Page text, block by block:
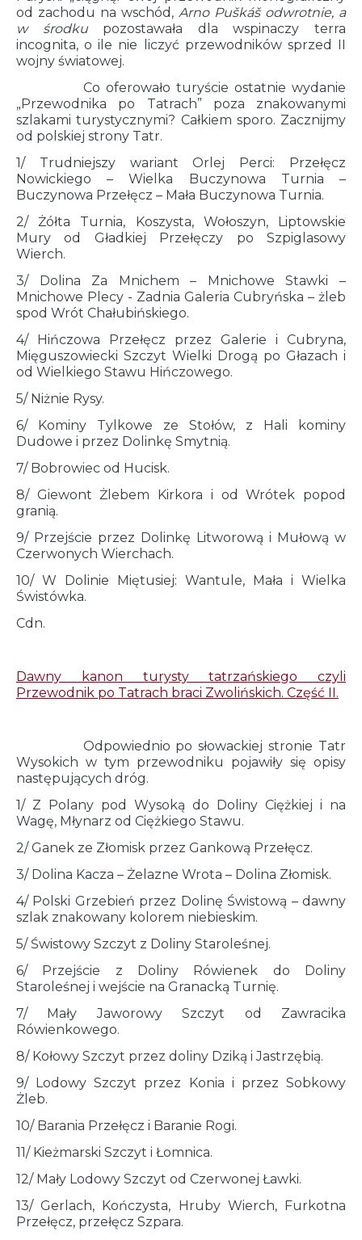
od zachodu na wschód, Arno Puškáš odwrotnie, a
w środku pozostawała dla wspinaczy terra
incognita, o ile nie liczyć przewodników sprzed II
wojny światowej.
Co oferowało turyście ostatnie wydanie
„Przewodnika po Tatrach” poza znakowanymi
szlakami turystycznymi? Całkiem sporo. Zacznijmy
od polskiej strony Tatr.
1/ Trudniejszy wariant Orlej Perci: Przełęcz
Nowickiego – Wielka Buczynowa Turnia –
Buczynowa Przełęcz – Mała Buczynowa Turnia.
2/ Żółta Turnia, Koszysta, Wołoszyn, Liptowskie
Mury od Gładkiej Przełęczy po Szpiglasowy
Wierch.
3/ Dolina Za Mnichem – Mnichowe Stawki –
Mnichowe Plecy - Zadnia Galeria Cubryńska – żleb
spod Wrót Chałubińskiego.
4/ Hińczowa Przełęcz przez Galerie i Cubryna,
Mięguszowiecki Szczyt Wielki Drogą po Głazach i
od Wielkiego Stawu Hińczowego.
5/ Niżnie Rysy.
6/ Kominy Tylkowe ze Stołów, z Hali kominy
Dudowe i przez Dolinkę Smytnią.
7/ Bobrowiec od Hucisk.
8/ Giewont Żlebem Kirkora i od Wrótek popod
granią.
9/ Przejście przez Dolinkę Litworową i Mułową w
Czerwonych Wierchach.
10/ W Dolinie Miętusiej: Wantule, Mała i Wielka
Świstówka.
Cdn.
Dawny kanon turysty tatrzańskiego czyli
Przewodnik po Tatrach braci Zwolińskich. Część II.
Odpowiednio po słowackiej stronie Tatr
Wysokich w tym przewodniku pojawiły się opisy
następujących dróg.
1/ Z Polany pod Wysoką do Doliny Ciężkiej i na
Wagę, Młynarz od Ciężkiego Stawu.
2/ Ganek ze Złomisk przez Gankową Przełęcz.
3/ Dolina Kacza – Żelazne Wrota – Dolina Złomisk.
4/ Polski Grzebień przez Dolinę Świstową – dawny
szlak znakowany kolorem niebieskim.
5/ Świstowy Szczyt z Doliny Staroleśnej.
6/ Przejście z Doliny Rówienek do Doliny
Staroleśnej i wejście na Granacką Turnię.
7/ Mały Jaworowy Szczyt od Zawracika
Rówienkowego.
8/ Kołowy Szczyt przez doliny Dziką i Jastrzębią.
9/ Lodowy Szczyt przez Konia i przez Sobkowy
Żleb.
10/ Barania Przełęcz i Baranie Rogi.
11/ Kieżmarski Szczyt i Łomnica.
12/ Mały Lodowy Szczyt od Czerwonej Ławki.
13/ Gerlach, Kończysta, Hruby Wierch, Furkotna
Przełęcz, przełęcz Szpara.